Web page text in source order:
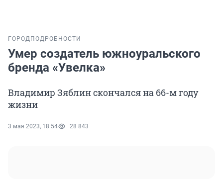
ГОРОД ПОДРОБНОСТИ
Умер создатель южноуральского
бренда «Увелка»
Владимир Зяблин скончался на 66-м году
жизни
3 мая 2023, 18:54 28 843